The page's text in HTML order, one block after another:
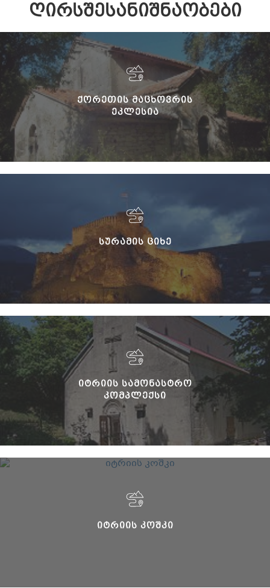
ᲦᲘᲠᲡᲨᲔᲡᲐᲜᲘᲨᲜᲐᲝᲑᲔᲑᲘ
ᲥᲝᲠᲔᲗᲘᲡ ᲛᲐᲪᲮᲝᲕᲠᲘᲡ
ᲔᲙᲚᲔᲡᲘᲐ
ᲡᲣᲠᲐᲛᲘᲡ ᲪᲘᲮᲔ
ᲘᲢᲠᲘᲘᲡ ᲡᲐᲛᲝᲜᲐᲡᲢᲠᲝ
ᲙᲝᲛᲞᲚᲔᲥᲡᲘ
ᲘᲢᲠᲘᲘᲡ ᲙᲝᲨᲙᲘ